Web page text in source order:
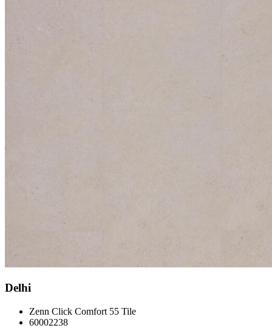
Delhi
Zenn Click Comfort 55 Tile
60002238